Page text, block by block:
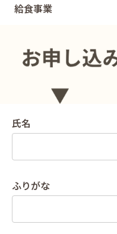
給食事業
氏名
ふりがな